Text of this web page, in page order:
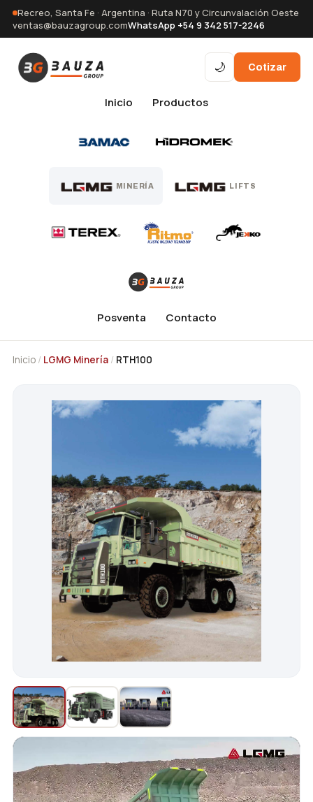
Recreo, Santa Fe · Argentina · Ruta N70 y Circunvalación Oeste
ventas@bauzagroup.comWhatsApp +54 9 342 517-2246
Inicio Productos
MINERÍA LIFTS
Posventa Contacto
🌙 Cotizar
Inicio / LGMG Minería / RTH100